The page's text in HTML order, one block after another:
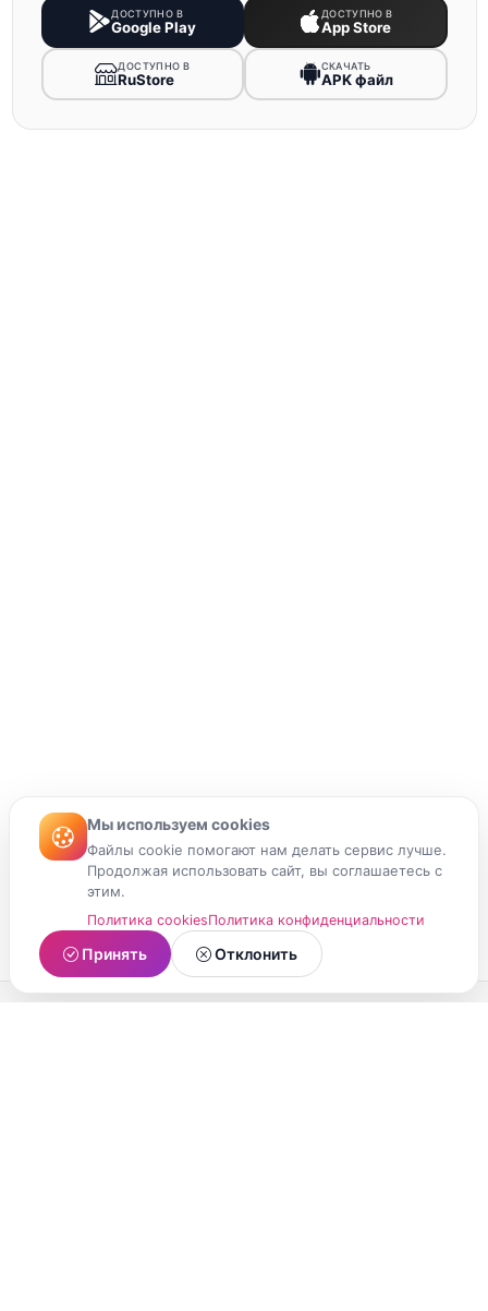
ДОСТУПНО В
Google Play
ДОСТУПНО В
App Store
ДОСТУПНО В
RuStore
СКАЧАТЬ
APK файл
Мы используем cookies
Файлы cookie помогают нам делать сервис лучше.
Продолжая использовать сайт, вы соглашаетесь с
этим.
Политика cookiesПолитика конфиденциальности
Принять Отклонить